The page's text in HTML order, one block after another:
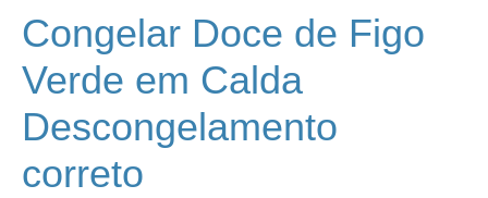
Congelar Doce de Figo
Verde em Calda
Descongelamento
correto